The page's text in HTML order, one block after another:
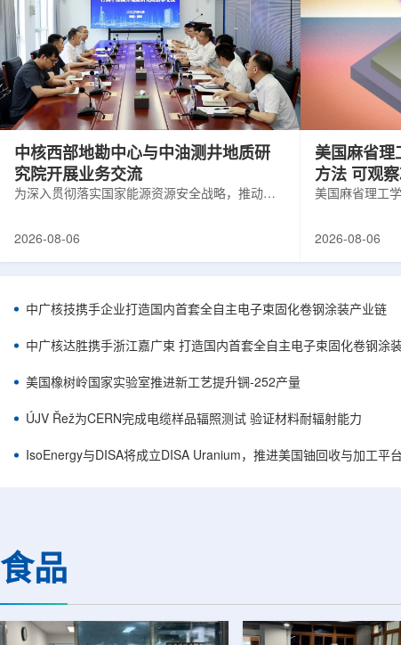
中核西部地勘中心与中油测井地质研
究院开展业务交流
为深入贯彻落实国家能源资源安全战略，推动油
地质研究院，开展专项技术交流研讨。会上，中
内油气测井成套装备、井下探测、岩石物理实
验、智能测井解释、深井探测及多源地质数据解
析等成熟技术体系，并结合实战案例分享了含油
气盆地铀矿勘查经验。王乐力介绍了西部中...
2026-08-06
美国麻省理
方法 可观
美国麻省理工
寸不断缩小、
在面对真实电
如常用的时域
热传输情况，
上捕捉快速变
2026-08-06
中广核技携手企业打造国内首套全自主电子束固化卷钢涂装产业链
中广核达胜携手浙江嘉广束 打造国内首套全自主电子束固化卷钢涂
美国橡树岭国家实验室推进新工艺提升锎-252产量
ÚJV Řež为CERN完成电缆样品辐照测试 验证材料耐辐射能力
IsoEnergy与DISA将成立DISA Uranium，推进美国铀回收与加工平
食品